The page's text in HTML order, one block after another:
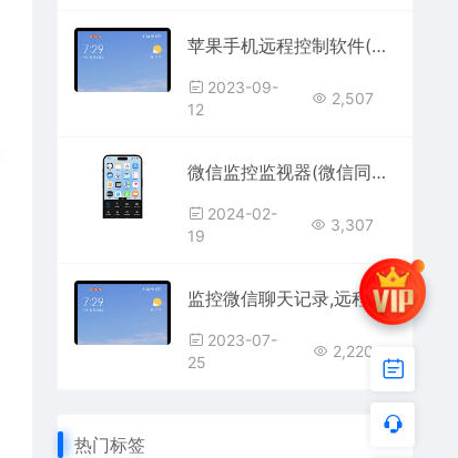
苹果手机远程控制软件(苹果手机远程控制苹果手机APP)
2023-09-
12
2,507
微信监控监视器(微信同屏实时监控软件安装)
2024-02-
19
3,307
监控微信聊天记录,远程监视别人微信聊天记录
2023-07-
25
2,220
热门标签